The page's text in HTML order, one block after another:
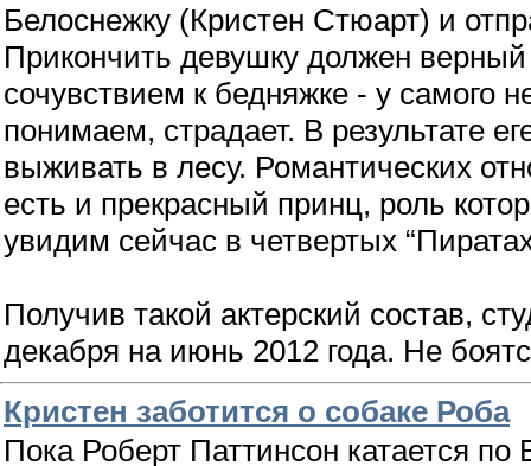
Белоснежку (Кристен Стюарт) и
Прикончить девушку должен верный
сочувствием к бедняжке - у самого
понимаем, страдает. В результате
выживать в лесу. Романтических
есть и прекрасный принц, роль
увидим сейчас в четвертых
Получив такой актерский состав,
декабря на июнь 2012 года. Не
Кристен заботится о собаке Роба
Пока Роберт Паттинсон катается